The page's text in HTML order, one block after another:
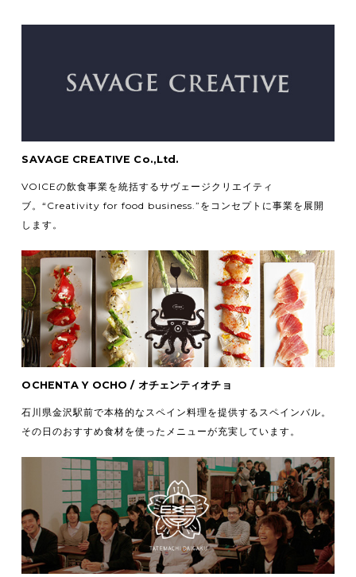
SAVAGE CREATIVE Co.,Ltd.
VOICEの飲食事業を統括するサヴェージクリエイティ
ブ。“Creativity for food business.”をコンセプトに事業を展開
します。
OCHENTA Y OCHO / オチェンティオチョ
石川県金沢駅前で本格的なスペイン料理を提供するスペインバル。
その日のおすすめ食材を使ったメニューが充実しています。